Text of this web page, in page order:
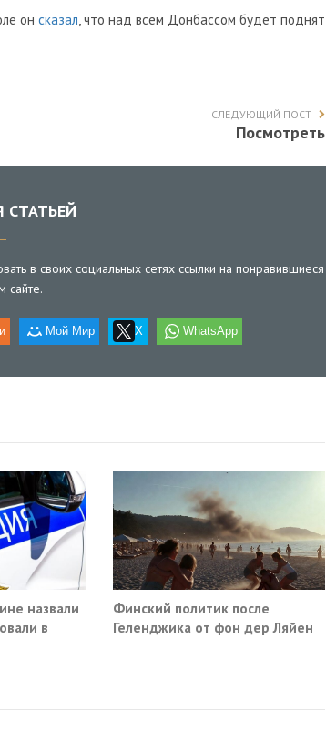
он сказал, что над всем Донбассом будет поднят
СЛЕДУЮЩИЙ ПОСТ
Посмотреть
в своих социальных сетях ссылки на понравившиеся
сайте.
Мой Мир X WhatsApp
назвали
в
Финский политик после
Геленджика от фон дер Ляйен